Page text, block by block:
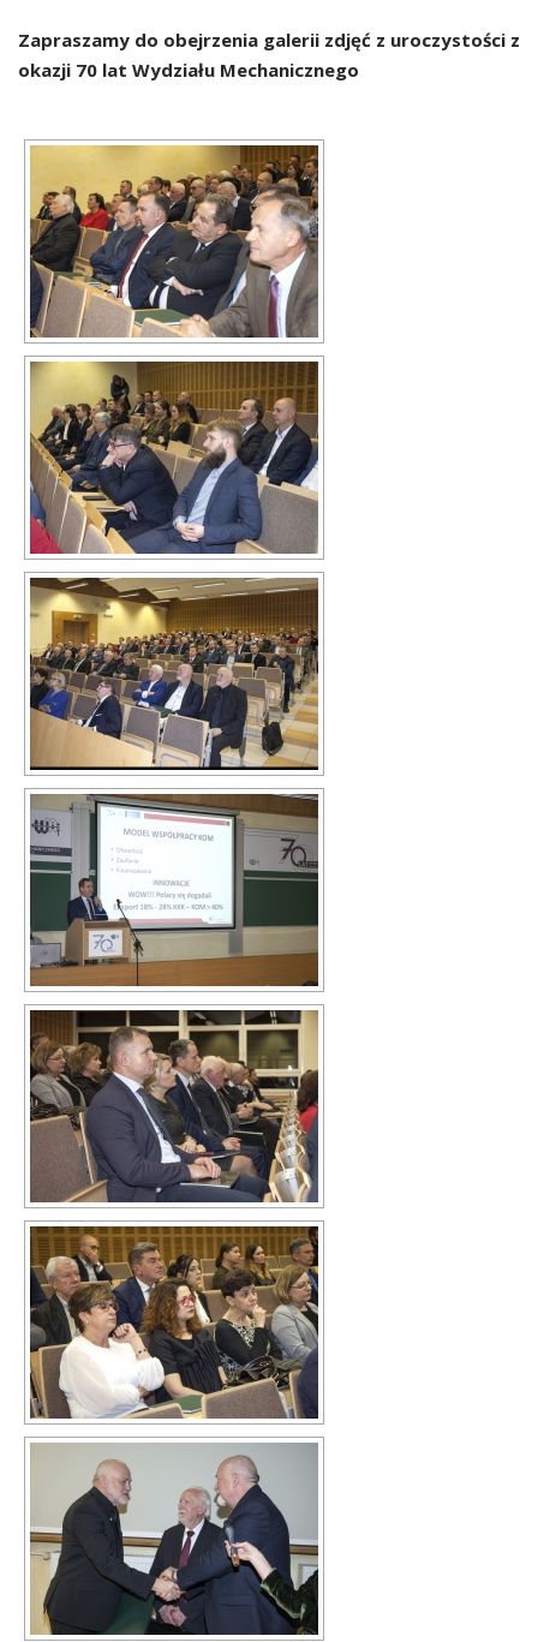
Zapraszamy do obejrzenia galerii zdjęć z uroczystości z
okazji 70 lat Wydziału Mechanicznego